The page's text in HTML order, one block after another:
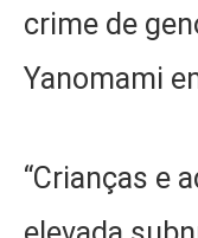
crime de
Yanomami
“Crianças e